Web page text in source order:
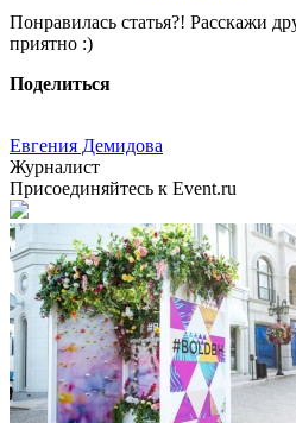
Понравилась статья?! Расскажи
приятно :)
Поделиться
Евгения Демидова
Журналист
Присоединяйтесь к Event.ru